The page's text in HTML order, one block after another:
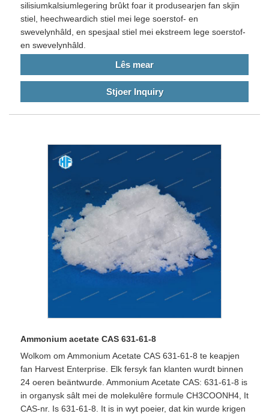
silisiumkalsiumlegering brûkt foar it produsearjen fan skjin
stiel, heechweardich stiel mei lege soerstof- en
swevelynhâld, en spesjaal stiel mei ekstreem lege soerstof-
en swevelynhâld.
Lês mear
Stjoer Inquiry
Ammonium acetate CAS 631-61-8
Wolkom om Ammonium Acetate CAS 631-61-8 te keapjen
fan Harvest Enterprise. Elk fersyk fan klanten wurdt binnen
24 oeren beäntwurde. Ammonium Acetate CAS: 631-61-8 is
in organysk sâlt mei de molekulêre formule CH3COONH4, It
CAS-nr. Is 631-61-8. It is in wyt poeier, dat kin wurde krigen